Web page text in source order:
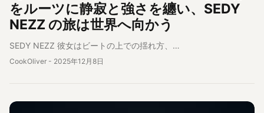
をルーツに静寂と強さを纏い、SEDY
NEZZ の旅は世界へ向かう
SEDY NEZZ 彼女はビートの上での揺れ方、…
CookOliver - 2025年12月8日